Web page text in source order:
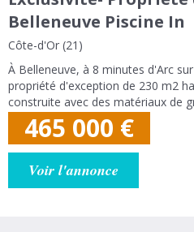
Belleneuve Piscine In
Côte-d'Or (21)
À Belleneuve, à 8 minutes d'Arc
propriété d'exception de 230 m2
construite avec des matériaux de
volumes et une forte modularité.
chaussée d'un grand...
465 000 €
Voir l'annonce